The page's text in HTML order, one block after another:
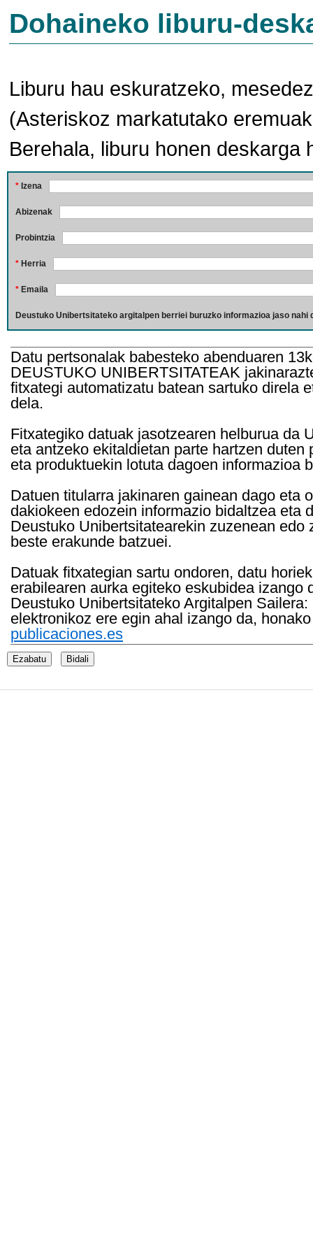
Dohaineko liburu-
Liburu hau eskuratzeko,
(Asteriskoz markatutako
Berehala, liburu honen deskarga
* Izena
Abizenak
Probintzia
* Herria
* Emaila
Deustuko Unibertsitateko argitalpen berriei buruzko informazioa jaso nahi
Datu pertsonalak babesteko abenduaren
DEUSTUKO UNIBERTSITATEAK
fitxategi automatizatu batean sartuko direla
dela.
Fitxategiko datuak jasotzearen helburua da
eta antzeko ekitaldietan parte hartzen
eta produktuekin lotuta dagoen informazioa
Datuen titularra jakinaren gainean dago eta
dakiokeen edozein informazio bidaltzea eta
Deustuko Unibertsitatearekin zuzenean
beste erakunde batzuei.
Datuak fitxategian sartu ondoren, datu
erabilearen aurka egiteko eskubidea
Deustuko Unibertsitateko Argitalpen
elektronikoz ere egin ahal izango da,
publicaciones.es
Ezabatu Bidali